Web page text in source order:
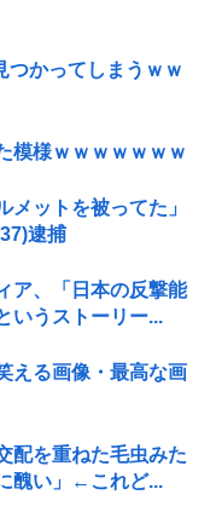
つかってしまうｗｗ
模様ｗｗｗｗｗｗｗ
メットを被ってた」
逮捕
ア、「日本の反撃能
いうストーリー...
える画像・最高な画
配を重ねた毛虫みた
醜い」←これど...